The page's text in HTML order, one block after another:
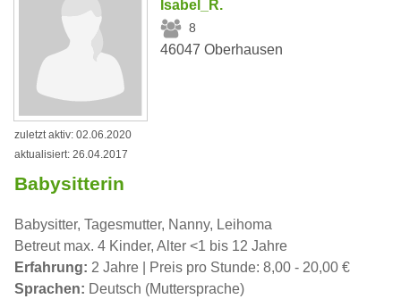
Isabel_R.
8
46047 Oberhausen
zuletzt aktiv: 02.06.2020
aktualisiert: 26.04.2017
Babysitterin
Babysitter, Tagesmutter, Nanny, Leihoma
Betreut max. 4 Kinder, Alter <1 bis 12 Jahre
Erfahrung: 2 Jahre | Preis pro Stunde: 8,00 - 20,00 €
Sprachen: Deutsch (Muttersprache)